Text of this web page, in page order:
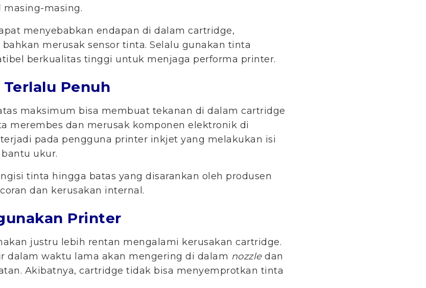
masing.
menyebabkan endapan di dalam cartridge,
merusak sensor tinta. Selalu gunakan tinta
berkualitas tinggi untuk menjaga performa printer.
Penuh
maksimum bisa membuat tekanan di dalam cartridge
merembes dan merusak komponen elektronik di
pada pengguna printer inkjet yang melakukan isi
ukur.
tinta hingga batas yang disarankan oleh produsen
dan kerusakan internal.
Printer
justru lebih rentan mengalami kerusakan cartridge.
dalam waktu lama akan mengering di dalam nozzle dan
Akibatnya, cartridge tidak bisa menyemprotkan tinta